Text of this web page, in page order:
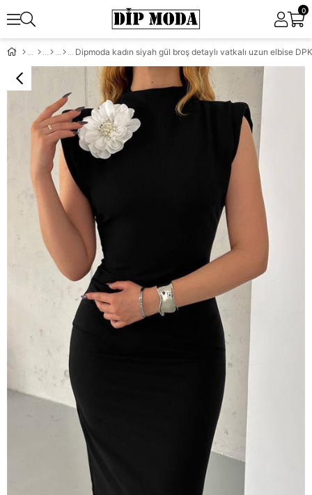
0
Dipmoda kadın siyah gül broş detaylı vatkalı uzun elbise